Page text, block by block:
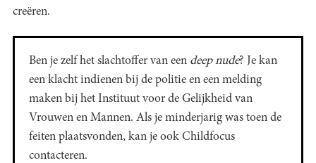
creëren.
Ben je zelf het slachtoffer van een deep nude? Je kan
een klacht indienen bij de politie en een melding
maken bij het Instituut voor de Gelijkheid van
Vrouwen en Mannen. Als je minderjarig was toen de
feiten plaatsvonden, kan je ook Childfocus
contacteren.